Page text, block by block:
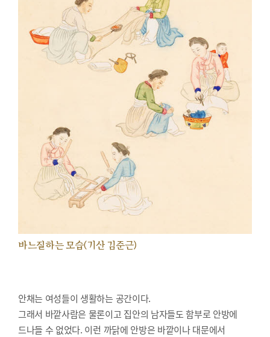
바느질하는 모습(기산 김준근)
안채는 여성들이 생활하는 공간이다.
그래서 바깥사람은 물론이고 집안의 남자들도 함부로 안방에
드나들 수 없었다. 이런 까닭에 안방은 바깥이나 대문에서